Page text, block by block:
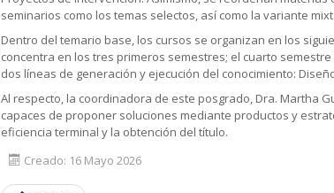
seminarios como los temas selectos, así como la variante
Dentro del temario base, los cursos se organizan en los
concentra en los tres primeros semestres; el cuarto
dos líneas de generación y ejecución del conocimiento:
Al respecto, la coordinadora de este posgrado, Dra. Martha
capaces de proponer soluciones mediante productos y
eficiencia terminal y la obtención del título.
Creado: 16 Mayo 2026